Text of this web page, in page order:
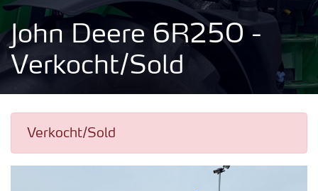
John Deere 6R250 -
Verkocht/Sold
Verkocht/Sold